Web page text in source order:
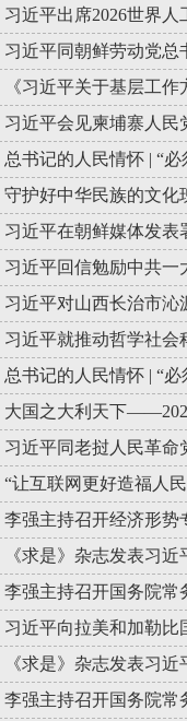
《习近平关于基层工
习近平会见柬埔寨人民
总书记的人民情怀 | “
习近平在朝鲜媒体发表
习近平对山西长治市
习近平就推动哲学社会
总书记的人民情怀 | “
大国之大利天下
“让互联网更好造福人
李强主持召开经济形势
《求是》杂志发表习
李强主持召开国务院常
习近平向拉美和加勒比
《求是》杂志发表习
李强主持召开国务院常